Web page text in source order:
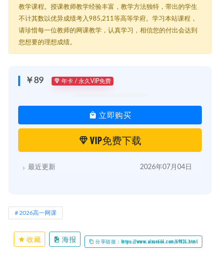
教学课程。授课教师教学经验丰富，教学方法独特，带出的学生
不计其数以优异成绩考入985,211等高等学府。学习本站课程，
请珍惜每一位教师的网课教学，认真学习，相信您的付出会达到
您想要的理想成绩。
￥89 年卡 / 永久VIP免费
立即购买
VIP免费下载
最近更新 2026年07月04日
2026高一网课
收藏 海报 分享链接：https://www.aixue666.com/69824.html